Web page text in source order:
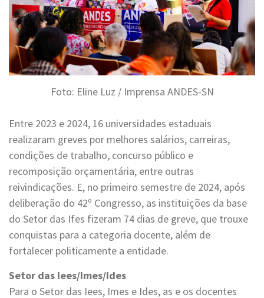
Foto: Eline Luz / Imprensa ANDES-SN
Entre 2023 e 2024, 16 universidades estaduais
realizaram greves por melhores salários, carreiras,
condições de trabalho, concurso público e
recomposição orçamentária, entre outras
reivindicações. E, no primeiro semestre de 2024, após
deliberação do 42º Congresso, as instituições da base
do Setor das Ifes fizeram 74 dias de greve, que trouxe
conquistas para a categoria docente, além de
fortalecer politicamente a entidade.
Setor das Iees/Imes/Ides
Para o Setor das Iees, Imes e Ides, as e os docentes